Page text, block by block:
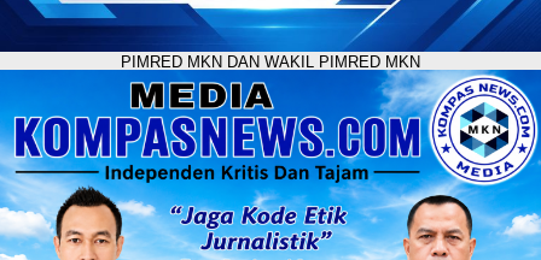
PIMRED MKN DAN WAKIL PIMRED MKN